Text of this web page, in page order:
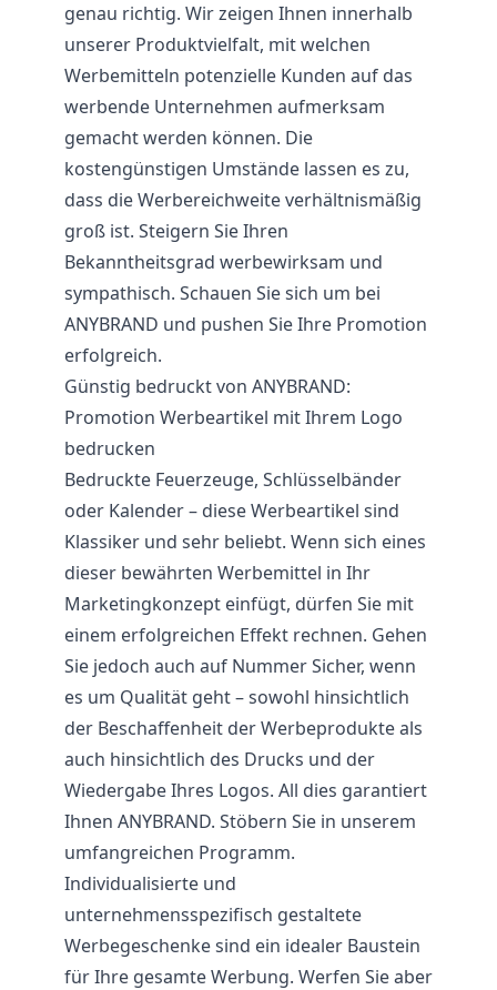
genau richtig. Wir zeigen Ihnen innerhalb
unserer Produktvielfalt, mit welchen
Werbemitteln potenzielle Kunden auf das
werbende Unternehmen aufmerksam
gemacht werden können. Die
kostengünstigen Umstände lassen es zu,
dass die Werbereichweite verhältnismäßig
groß ist. Steigern Sie Ihren
Bekanntheitsgrad werbewirksam und
sympathisch. Schauen Sie sich um bei
ANYBRAND und pushen Sie Ihre Promotion
erfolgreich.
Günstig bedruckt von ANYBRAND:
Promotion Werbeartikel mit Ihrem Logo
bedrucken
Bedruckte Feuerzeuge, Schlüsselbänder
oder Kalender – diese Werbeartikel sind
Klassiker und sehr beliebt. Wenn sich eines
dieser bewährten Werbemittel in Ihr
Marketingkonzept einfügt, dürfen Sie mit
einem erfolgreichen Effekt rechnen. Gehen
Sie jedoch auch auf Nummer Sicher, wenn
es um Qualität geht – sowohl hinsichtlich
der Beschaffenheit der Werbeprodukte als
auch hinsichtlich des Drucks und der
Wiedergabe Ihres Logos. All dies garantiert
Ihnen ANYBRAND. Stöbern Sie in unserem
umfangreichen Programm.
Individualisierte und
unternehmensspezifisch gestaltete
Werbegeschenke sind ein idealer Baustein
für Ihre gesamte Werbung. Werfen Sie aber